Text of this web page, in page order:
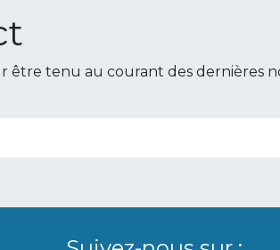
être tenu au courant des dernières